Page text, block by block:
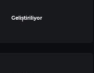
Geliştiriliyor